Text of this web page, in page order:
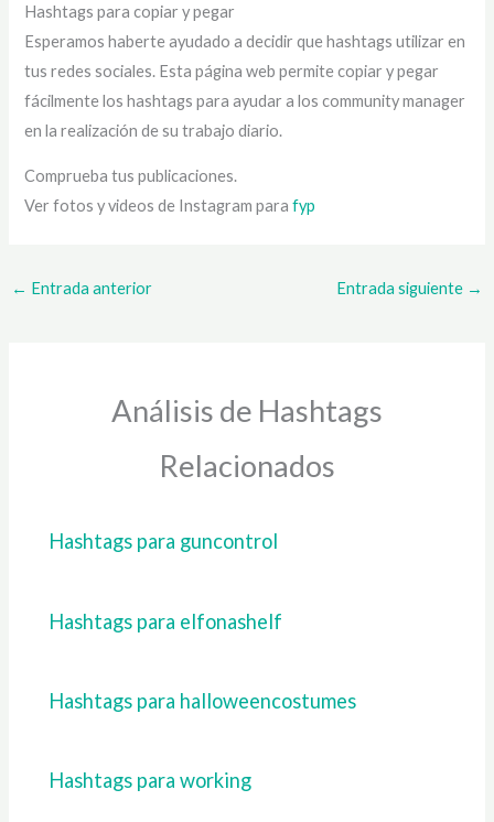
Hashtags para copiar y pegar
Esperamos haberte ayudado a decidir que hashtags utilizar en
tus redes sociales. Esta página web permite copiar y pegar
fácilmente los hashtags para ayudar a los community manager
en la realización de su trabajo diario.
Comprueba tus publicaciones.
Ver fotos y videos de Instagram parafyp
← Entrada anterior Entrada siguiente →
Análisis de Hashtags
Relacionados
Hashtags para guncontrol
Hashtags para elfonashelf
Hashtags para halloweencostumes
Hashtags para working